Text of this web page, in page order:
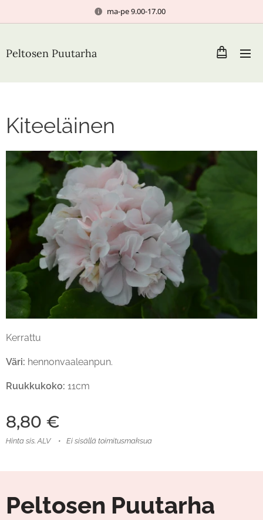
ma-pe 9.00-17.00
Peltosen Puutarha
Kiteeläinen
Kerrattu
Väri: hennonvaaleanpun.
Ruukkukoko: 11cm
8,80 €
Hinta sis. ALV Ei sisällä toimitusmaksua
Peltosen Puutarha